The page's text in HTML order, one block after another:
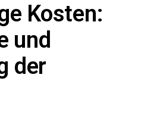
Kosten:
und
der